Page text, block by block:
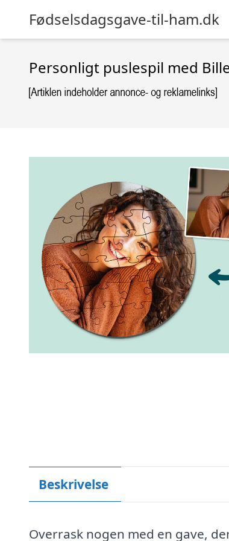
Fødselsdagsgave-til-ham.dk
Personligt puslespil med
Beskrivelse
Overrask nogen med en gave,